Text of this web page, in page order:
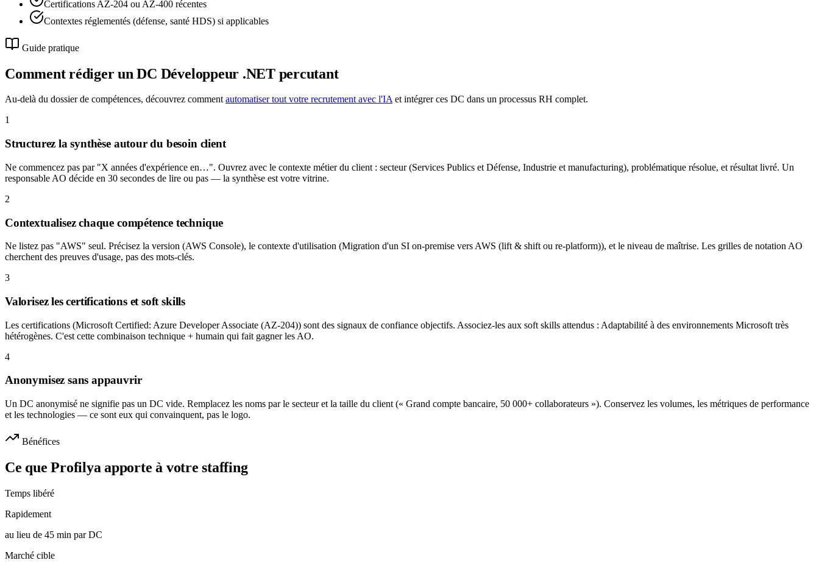
Certifications AZ-204 ou AZ-400 récentes
Contextes réglementés (défense, santé HDS) si applicables
Guide pratique
Comment rédiger un DC Développeur .NETpercutant
Au-delà du dossier de compétences, découvrez comment automatiser tout votre recrutement avec l'IA et intégrer ces DC dans un processus RH complet.
1
Structurez la synthèse autour du besoin client
Ne commencez pas par "X années d'expérience en…". Ouvrez avec le contexte métier du client : secteur (Services Publics et Défense, Industrie et manufacturing), problématique résolue, et résultat livré. Un
responsable AO décide en 30 secondes de lire ou pas — la synthèse est votre vitrine.
2
Contextualisez chaque compétence technique
Ne listez pas "AWS" seul. Précisez la version (AWS Console), le contexte d'utilisation (Migration d'un SI on-premise vers AWS (lift & shift ou re-platform)), et le niveau de maîtrise. Les grilles de notation AO
cherchent des preuves d'usage, pas des mots-clés.
3
Valorisez les certifications et soft skills
Les certifications (Microsoft Certified: Azure Developer Associate (AZ-204)) sont des signaux de confiance objectifs. Associez-les aux soft skills attendus : Adaptabilité à des environnements Microsoft très
hétérogènes. C'est cette combinaison technique + humain qui fait gagner les AO.
4
Anonymisez sans appauvrir
Un DC anonymisé ne signifie pas un DC vide. Remplacez les noms par le secteur et la taille du client (« Grand compte bancaire, 50 000+ collaborateurs »). Conservez les volumes, les métriques de performance
et les technologies — ce sont eux qui convainquent, pas le logo.
Bénéfices
Ce que Profilya apporte à votre staffing
Temps libéré
Rapidement
au lieu de 45 min par DC
Marché cible